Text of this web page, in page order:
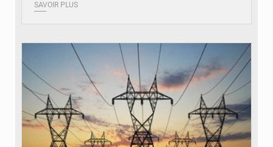
SAVOIR PLUS